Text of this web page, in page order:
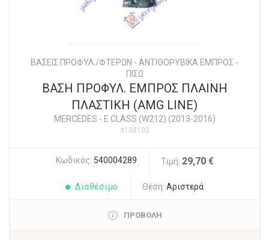
ΒΑΣΕΙΣ ΠΡΟΦΥΛ./ΦΤΕΡΩΝ - ΑΝΤΙΘΟΡΥΒΙΚΑ ΕΜΠΡΟΣ -
ΠΙΣΩ
ΒΑΣΗ ΠΡΟΦΥΛ. ΕΜΠΡΟΣ ΠΛΑΙΝΗ
ΠΛΑΣΤΙΚΗ (AMG LINE)
MERCEDES - E CLASS (W212) (2013-2016)
#138102
Κωδικός: 540004289 Τιμή: 29,70 €
Διαθέσιμο Θέση: Αριστερά
ΠΡΟΒΟΛΗ